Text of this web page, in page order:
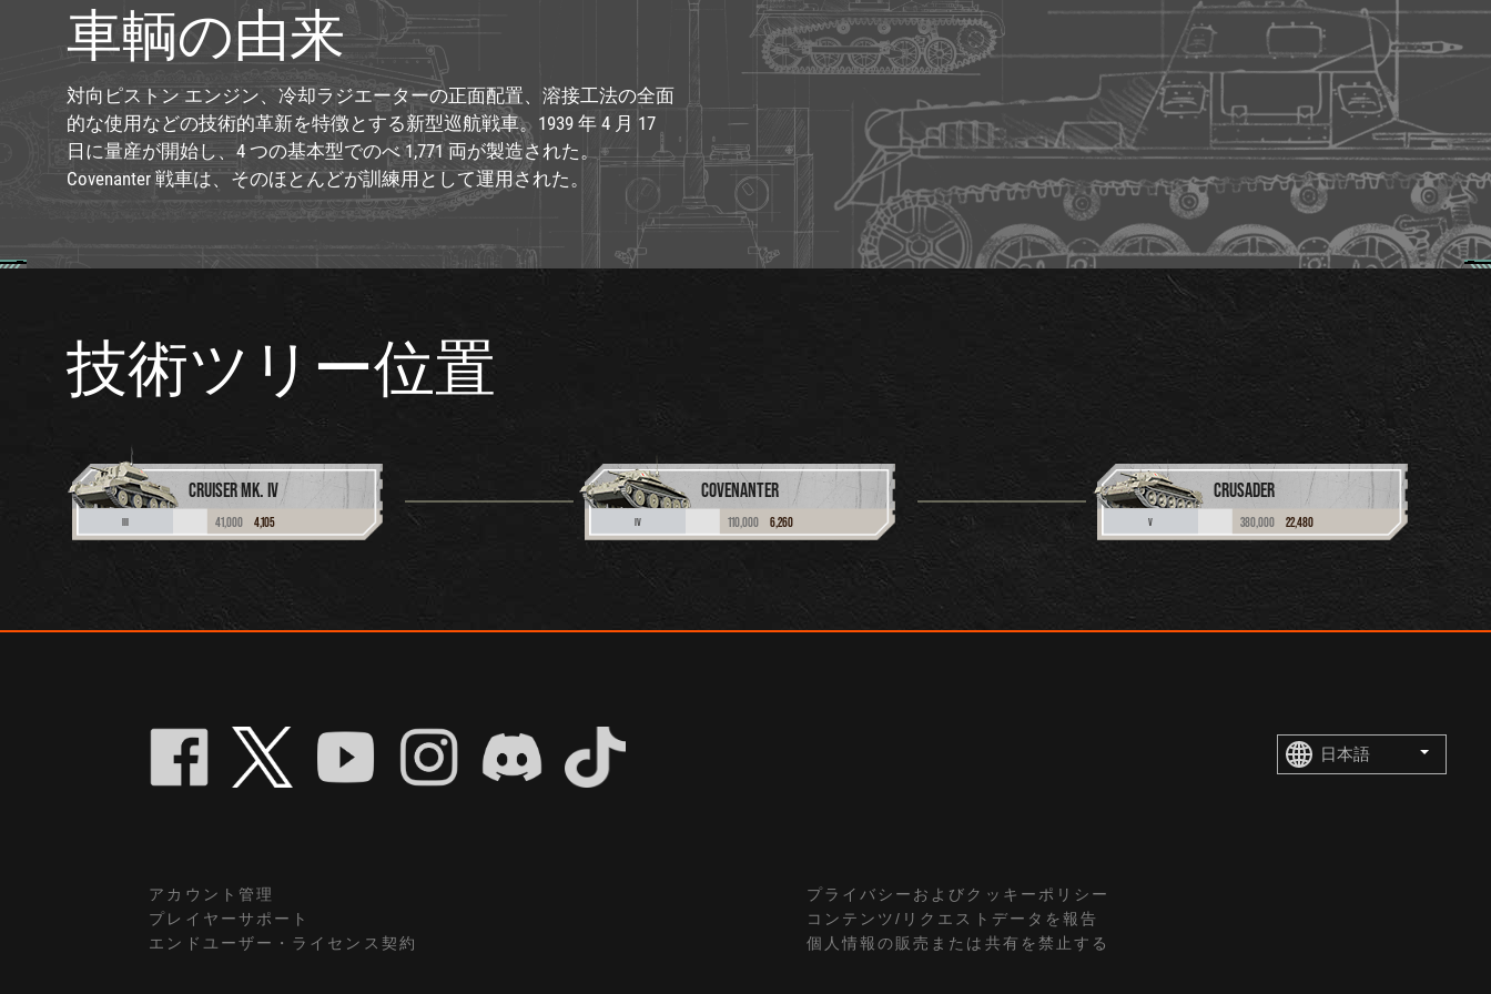
車輌の由来
対向ピストン エンジン、冷却ラジエーターの正面配置、溶接工法の全面
的な使用などの技術的革新を特徴とする新型巡航戦車。1939 年 4 月 17
日に量産が開始し、4 つの基本型でのべ 1,771 両が製造された。
Covenanter 戦車は、そのほとんどが訓練用として運用された。
技術ツリー位置
CRUISER MK. IV
III 41,000 4,105
COVENANTER
IV 110,000 6,260
CRUSADER
V 380,000 22,480
アカウント管理
プレイヤーサポート
エンドユーザー・ライセンス契約
プライバシーおよびクッキーポリシー
コンテンツ/リクエストデータを報告
個人情報の販売または共有を禁止する